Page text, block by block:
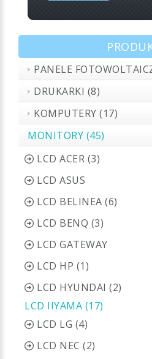
PANELE
DRUKARKI (8)
KOMPUTERY (17)
MONITORY (45)
LCD ACER (3)
LCD ASUS
LCD BELINEA (6)
LCD BENQ (3)
LCD GATEWAY
LCD HP (1)
LCD HYUNDAI (2)
LCD IIYAMA (17)
LCD LG (4)
LCD NEC (2)